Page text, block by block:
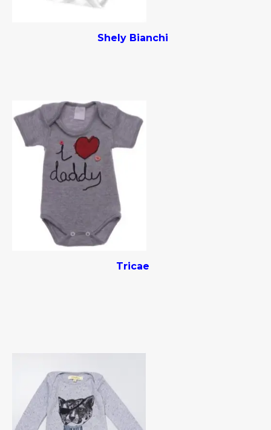
Shely Bianchi
Tricae